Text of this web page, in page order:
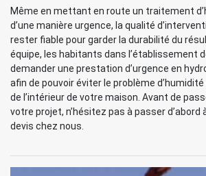
Même en mettant en route un traitement
d’une manière urgence, la qualité
rester fiable pour garder la durabilité du
équipe, les habitants dans l’établissement
demander une prestation d’urgence en
afin de pouvoir éviter le problème
de l’intérieur de votre maison. Avant de
votre projet, n’hésitez pas à passer d’abord
devis chez nous.